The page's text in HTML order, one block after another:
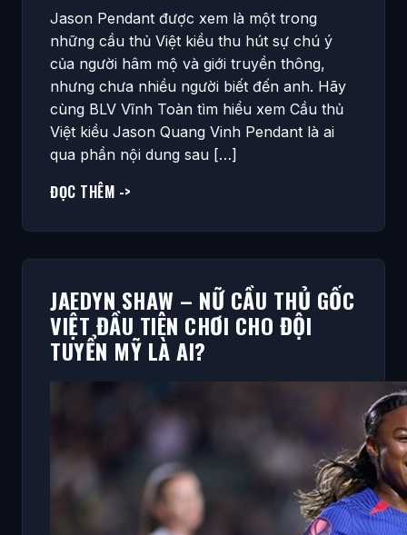
Jason Pendant được xem là một trong
những cầu thủ Việt kiều thu hút sự chú ý
của người hâm mộ và giới truyền thông,
nhưng chưa nhiều người biết đến anh. Hãy
cùng BLV Vĩnh Toàn tìm hiểu xem Cầu thủ
Việt kiều Jason Quang Vinh Pendant là ai
qua phần nội dung sau […]
ĐỌC THÊM ->
JAEDYN SHAW – NỮ CẦU THỦ GỐC
VIỆT ĐẦU TIÊN CHƠI CHO ĐỘI
TUYỂN MỸ LÀ AI?